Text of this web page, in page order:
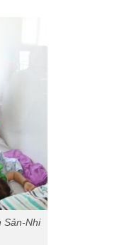
Sản-Nhi